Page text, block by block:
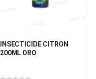
INSECTICIDE CITRON
200ML ORO